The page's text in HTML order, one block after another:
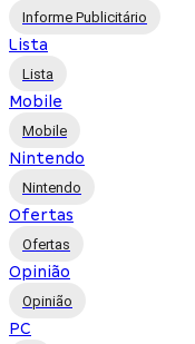
Informe Publicitário
Lista
Lista
Mobile
Mobile
Nintendo
Nintendo
Ofertas
Ofertas
Opinião
Opinião
PC